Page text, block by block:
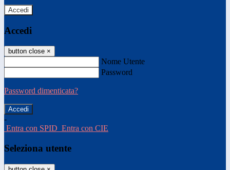
Accedi
Accedi
button close ×
Nome Utente
Password
Password dimenticata?
-
Entra con SPID Entra con CIE
Seleziona utente